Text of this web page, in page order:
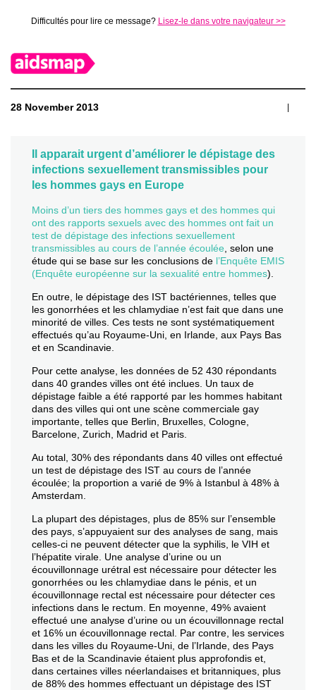
Difficultés pour lire ce message? Lisez-le dans votre navigateur >>
28 November 2013
Il apparait urgent d’améliorer le dépistage des
infections sexuellement transmissibles pour
les hommes gays en Europe
Moins d’un tiers des hommes gays et des hommes qui
ont des rapports sexuels avec des hommes ont fait un
test de dépistage des infections sexuellement
transmissibles au cours de l’année écoulée , selon une
étude qui se base sur les conclusions de l’Enquête EMIS
(Enquête européenne sur la sexualité entre hommes).
En outre, le dépistage des IST bactériennes, telles que
les gonorrhées et les chlamydiae n’est fait que dans une
minorité de villes. Ces tests ne sont systématiquement
effectués qu’au Royaume-Uni, en Irlande, aux Pays Bas
et en Scandinavie.
Pour cette analyse, les données de 52 430 répondants
dans 40 grandes villes ont été inclues. Un taux de
dépistage faible a été rapporté par les hommes habitant
dans des villes qui ont une scène commerciale gay
importante, telles que Berlin, Bruxelles, Cologne,
Barcelone, Zurich, Madrid et Paris.
Au total, 30% des répondants dans 40 villes ont effectué
un test de dépistage des IST au cours de l’année
écoulée; la proportion a varié de 9% à Istanbul à 48% à
Amsterdam.
La plupart des dépistages, plus de 85% sur l’ensemble
des pays, s’appuyaient sur des analyses de sang, mais
celles-ci ne peuvent détecter que la syphilis, le VIH et
l’hépatite virale. Une analyse d’urine ou un
écouvillonnage urétral est nécessaire pour détecter les
gonorrhées ou les chlamydiae dans le pénis, et un
écouvillonnage rectal est nécessaire pour détecter ces
infections dans le rectum. En moyenne, 49% avaient
effectué une analyse d’urine ou un écouvillonnage rectal
et 16% un écouvillonnage rectal. Par contre, les services
dans les villes du Royaume-Uni, de l’Irlande, des Pays
Bas et de la Scandinavie étaient plus approfondis et,
dans certaines villes néerlandaises et britanniques, plus
de 88% des hommes effectuant un dépistage des IST